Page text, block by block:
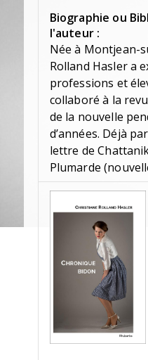
Biographie ou
l'auteur :
Née à Montjean-
Rolland Hasler a
professions et
collaboré à la
de la nouvelle
d’années. Déjà
lettre de
Plumarde